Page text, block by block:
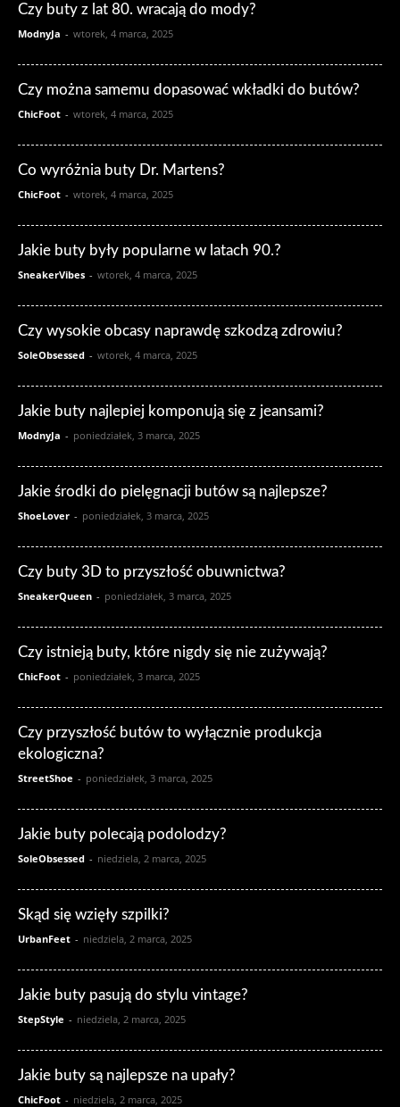
Czy buty z lat 80. wracają do mody?
ModnyJa - wtorek, 4 marca, 2025
Czy można samemu dopasować wkładki do butów?
ChicFoot - wtorek, 4 marca, 2025
Co wyróżnia buty Dr. Martens?
ChicFoot - wtorek, 4 marca, 2025
Jakie buty były popularne w latach 90.?
SneakerVibes - wtorek, 4 marca, 2025
Czy wysokie obcasy naprawdę szkodzą zdrowiu?
SoleObsessed - wtorek, 4 marca, 2025
Jakie buty najlepiej komponują się z jeansami?
ModnyJa - poniedziałek, 3 marca, 2025
Jakie środki do pielęgnacji butów są najlepsze?
ShoeLover - poniedziałek, 3 marca, 2025
Czy buty 3D to przyszłość obuwnictwa?
SneakerQueen - poniedziałek, 3 marca, 2025
Czy istnieją buty, które nigdy się nie zużywają?
ChicFoot - poniedziałek, 3 marca, 2025
Czy przyszłość butów to wyłącznie produkcja
ekologiczna?
StreetShoe - poniedziałek, 3 marca, 2025
Jakie buty polecają podolodzy?
SoleObsessed - niedziela, 2 marca, 2025
Skąd się wzięły szpilki?
UrbanFeet - niedziela, 2 marca, 2025
Jakie buty pasują do stylu vintage?
StepStyle - niedziela, 2 marca, 2025
Jakie buty są najlepsze na upały?
ChicFoot - niedziela, 2 marca, 2025